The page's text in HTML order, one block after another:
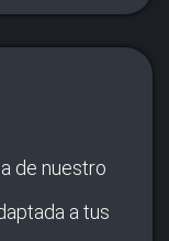
de nuestro
a tus